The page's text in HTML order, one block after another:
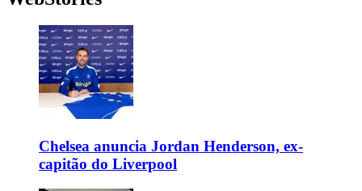
Chelsea anuncia Jordan Henderson, ex-
capitão do Liverpool